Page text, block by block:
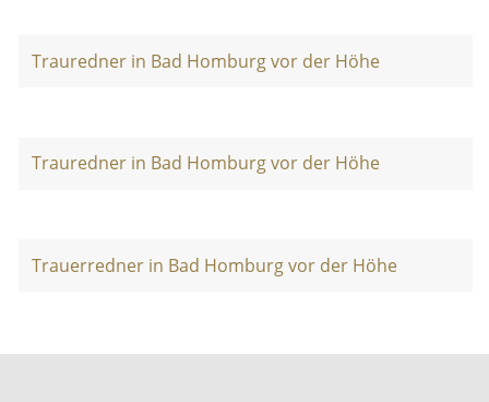
Trauredner in Bad Homburg vor der Höhe
Trauredner in Bad Homburg vor der Höhe
Trauerredner in Bad Homburg vor der Höhe